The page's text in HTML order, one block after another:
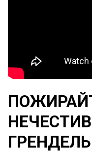
ГРЕНДЕЛЬ